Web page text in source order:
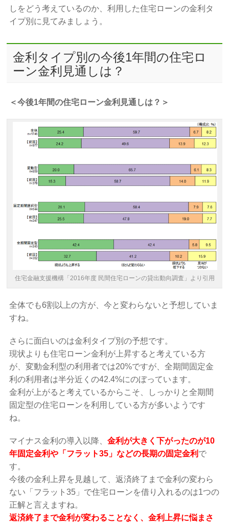
しをどう考えているのか、利用した住宅ローンの金利タ
イプ別に見てみましょう。
金利タイプ別の今後1年間の住宅ロ
ーン金利見通しは？
＜今後1年間の住宅ローン金利見通しは？＞
住宅金融支援機構「2016年度 民間住宅ローンの貸出動向調査」より引用
全体でも6割以上の方が、今と変わらないと予想していま
すね。
さらに面白いのは金利タイプ別の予想です。
現状よりも住宅ローン金利が上昇すると考えている方
が、変動金利型の利用者では20%ですが、全期間固定金
利の利用者は半分近くの42.4%にのぼっています。
金利が上がると考えているからこそ、しっかりと全期間
固定型の住宅ローンを利用している方が多いようです
ね。
マイナス金利の導入以降、金利が大きく下がったのが10
年固定金利や「フラット35」などの長期の固定金利 で
す。
今後の金利上昇を見越して、返済終了まで金利の変わら
ない「フラット35」で住宅ローンを借り入れるのは1つの
正解と言えますね。
返済終了まで金利が変わることなく、金利上昇に悩まさ